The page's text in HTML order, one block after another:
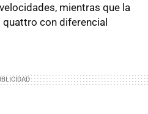
mientras que la
con diferencial